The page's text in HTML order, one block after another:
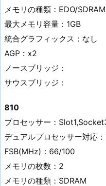
メモリの種類：EDO/SDRAM
最大メモリ容量：1GB
統合グラフィックス：なし
AGP：x2
ノースブリッジ：
サウスブリッジ：
810
プロセッサー：
デュアルプロセッサー対応
FSB(MHz)：66/100
メモリの枚数：2
メモリの種類：SDRAM